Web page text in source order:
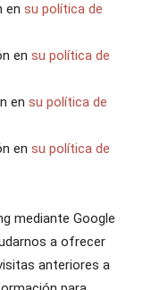
en su política de
en su política de
en su política de
en su política de
mediante Google
a ofrecer
anteriores a